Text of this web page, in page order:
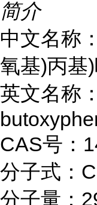
简介
中文名称
氧基)丙基
英文名称
CAS号：
分子式：
分子量：